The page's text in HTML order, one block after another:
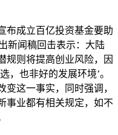
布成立百亿投资基金要助
新闻稿回击表示：大陆
规则将提高创业风险，因
，也非好的发展环境’。
变这一事实，同时强调，
事业都有相关规定，如不